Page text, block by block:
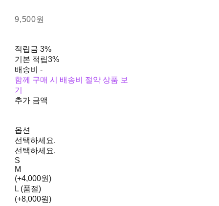
9,500원
적립금 3%
기본 적립3%
배송비 -
함께 구매 시 배송비 절약 상품 보
기
추가 금액
옵션
선택하세요.
선택하세요.
S
M
(+4,000원)
L (품절)
(+8,000원)